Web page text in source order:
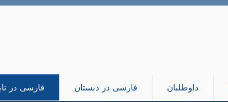
فارسی در فارسی در دبستان داوطلبان